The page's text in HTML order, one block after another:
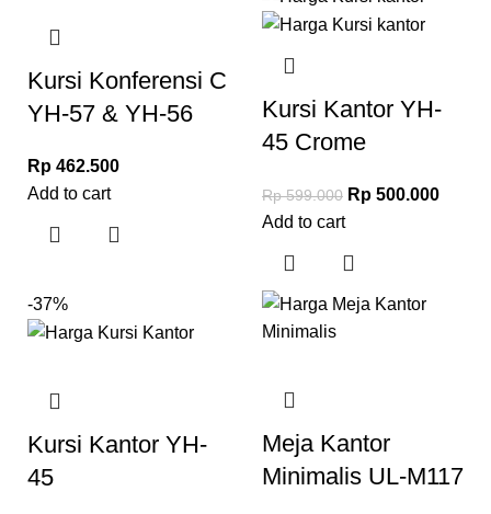
Kursi Konferensi C
YH-57 & YH-56
Rp 462.500
Add to cart
Kursi Kantor YH-
45 Crome
Rp599.000 Rp 500.000
Add to cart
-37%
Kursi Kantor YH-
45
Meja Kantor
Minimalis UL-M117